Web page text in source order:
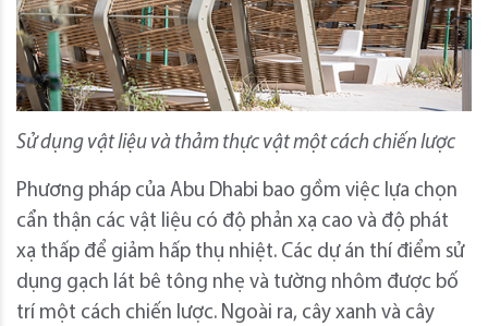
Sử dụng vật liệu và thảm thực vật một cách chiến lược
Phương pháp của Abu Dhabi bao gồm việc lựa chọn
cẩn thận các vật liệu có độ phản xạ cao và độ phát
xạ thấp để giảm hấp thụ nhiệt. Các dự án thí điểm sử
dụng gạch lát bê tông nhẹ và tường nhôm được bố
trí một cách chiến lược. Ngoài ra, cây xanh và cây